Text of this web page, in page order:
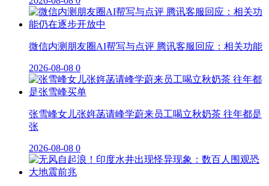
微信内测朋友圈AI帮写与点评 腾讯客服回应：相关功能
2026-08-08 0
张雪峰女儿张姩菡请峰学蔚来员工喝立秋奶茶 往年都是
张
2026-08-08 0